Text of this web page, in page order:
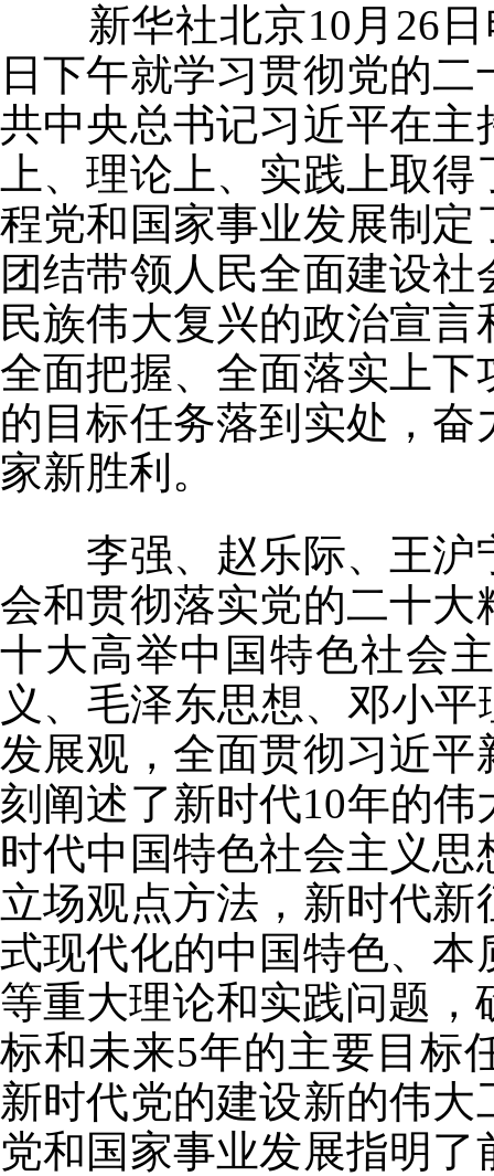
新华社北京10月26日
日下午就学习贯彻党的
共中央总书记习近平在
上、理论上、实践上取
程党和国家事业发展制
团结带领人民全面建设
民族伟大复兴的政治宣
全面把握、全面落实上
的目标任务落到实处，
家新胜利。
李强、赵乐际、王沪
会和贯彻落实党的二十
十大高举中国特色社会
义、毛泽东思想、邓小
发展观，全面贯彻习近
刻阐述了新时代10年的
时代中国特色社会主义
立场观点方法，新时代
式现代化的中国特色、
等重大理论和实践问题，
标和未来5年的主要目标
新时代党的建设新的伟
党和国家事业发展指明